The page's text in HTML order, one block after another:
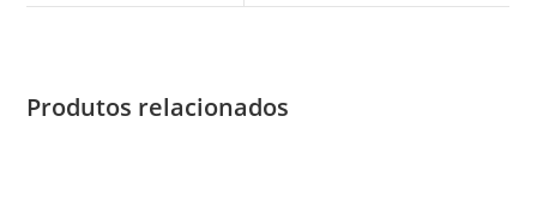
Produtos relacionados